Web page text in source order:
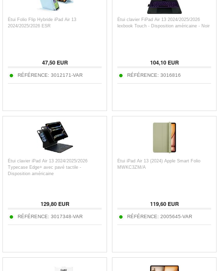
Étui Folio Flip Hybride iPad Air 13
2024/2025/2026 ESR
47,50EUR
RÉFÉRENCE: 3012171-VAR
Étui clavier FiPad Air 13 2024/2025/2026
lexbook Touch - Disposition américaine - Noir
104,10EUR
RÉFÉRENCE: 3016816
Étui clavier iPad Air 13 2024/2025/2026
Typecase Edge+ avec pavé tactile -
Disposition américaine
129,80EUR
RÉFÉRENCE: 3017348-VAR
Étui iPad Air 13 (2024) Apple Smart Folio
MWKC3ZM/A
119,60EUR
RÉFÉRENCE: 2005645-VAR